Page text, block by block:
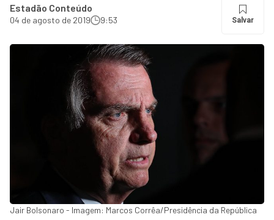
Estadão Conteúdo
04 de agosto de 2019 9:53 Salvar
Jair Bolsonaro - Imagem: Marcos Corrêa/Presidência da República